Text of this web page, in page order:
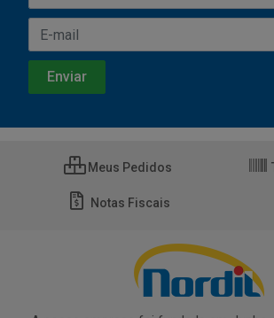
Meus Pedidos
Notas Fiscais